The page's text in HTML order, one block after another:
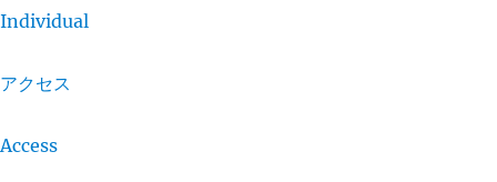
Individual
アクセス
Access